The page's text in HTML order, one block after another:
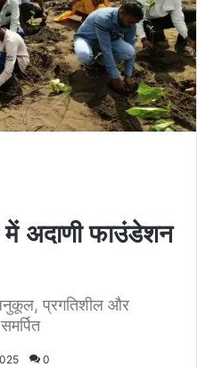
में अदाणी फाउंडेशन
प्रगतिशील और
0